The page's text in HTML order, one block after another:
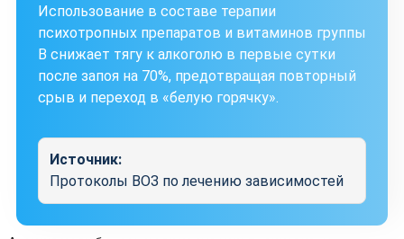
Использование в составе терапии
психотропных препаратов и витаминов группы
B снижает тягу к алкоголю в первые сутки
после запоя на 70%, предотвращая повторный
срыв и переход в «белую горячку».
Источник:
Протоколы ВОЗ по лечению зависимостей